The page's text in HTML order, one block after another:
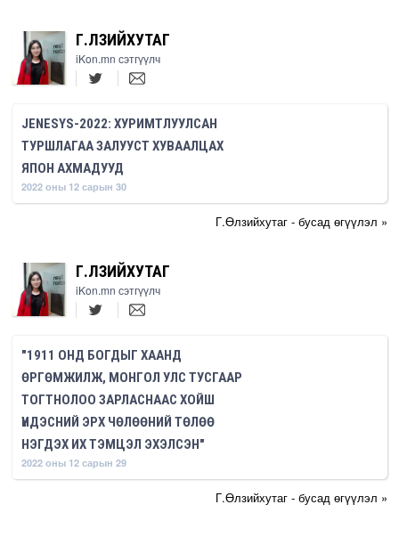
Г.ӨЛЗИЙХУТАГ
iKon.mn сэтгүүлч
JENESYS-2022: ХУРИМТЛУУЛСАН
ТУРШЛАГАА ЗАЛУУСТ ХУВААЛЦАХ
ЯПОН АХМАДУУД
2022 оны 12 сарын 30
Г.Өлзийхутаг - бусад өгүүлэл »
Г.ӨЛЗИЙХУТАГ
iKon.mn сэтгүүлч
"1911 ОНД БОГДЫГ ХААНД
ӨРГӨМЖИЛЖ, МОНГОЛ УЛС ТУСГААР
ТОГТНОЛОО ЗАРЛАСНААС ХОЙШ
ҮНДЭСНИЙ ЭРХ ЧӨЛӨӨНИЙ ТӨЛӨӨ
НЭГДЭХ ИХ ТЭМЦЭЛ ЭХЭЛСЭН"
2022 оны 12 сарын 29
Г.Өлзийхутаг - бусад өгүүлэл »